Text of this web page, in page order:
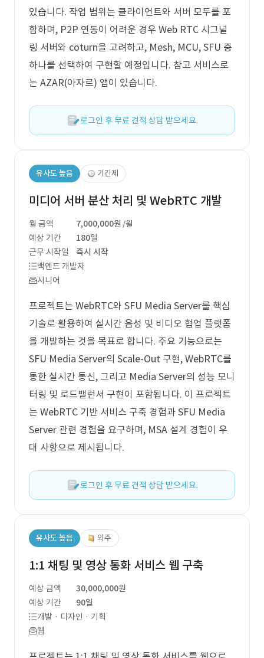
있습니다. 작업 범위는 클라이언트와 서버 모두를 포
함하며, P2P 연동이 어려운 경우 Web RTC 시그널
링 서버와 coturn을 고려하고, Mesh, MCU, SFU 중
하나를 선택하여 구현할 예정입니다. 참고 서비스로
는 AZAR(아자르) 앱이 있습니다.
로그인 후 무료 견적 상담 받으세요.
유사도 높음 기간제
미디어 서버 분산 처리 및 WebRTC 개발
월 금액 7,000,000원 /월
예상 기간
180일
근무 시작일
즉시 시작
백엔드 개발자
시니어
프로젝트는 WebRTC와 SFU Media Server를 핵심
기술로 활용하여 실시간 음성 및 비디오 협업 플랫폼
을 개발하는 것을 목표로 합니다. 주요 기능으로는
SFU Media Server의 Scale-Out 구현, WebRTC를
통한 실시간 통신, 그리고 Media Server의 성능 모니
터링 및 로드밸런서 구현이 포함됩니다. 이 프로젝트
는 WebRTC 기반 서비스 구축 경험과 SFU Media
Server 관련 경험을 요구하며, MSA 설계 경험이 우
대 사항으로 제시됩니다.
로그인 후 무료 견적 상담 받으세요.
유사도 높음 외주
1:1 채팅 및 영상 통화 서비스 웹 구축
예상 금액
30,000,000원
예상 기간
90일
개발 · 디자인 · 기획
웹